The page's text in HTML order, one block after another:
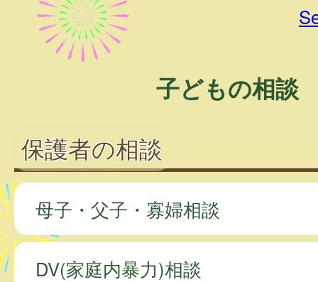
子どもの相談
保護者の相談
母子・父子・寡婦相談
DV(家庭内暴力)相談